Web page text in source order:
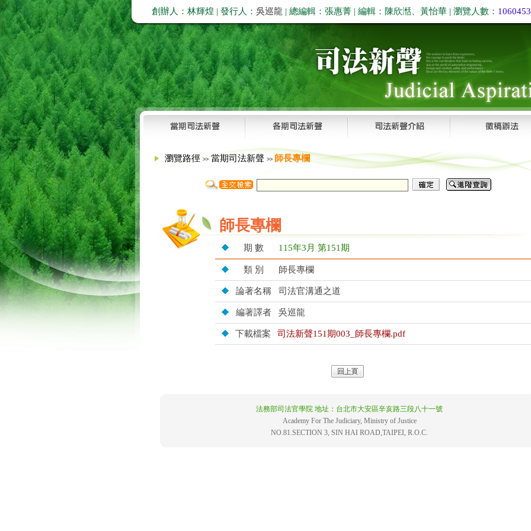
創辦人：林輝煌 | 發行人： 吳巡龍 | 總編輯：張惠菁 | 編輯：陳欣湉、黃怡華 | 瀏覽人數： 1060453
瀏覽路徑 >> 當期司法新聲 >> 師長專欄
師長專欄
期 數 115年3月 第151期
類 別 師長專欄
論著名稱 司法官溝通之道
編著譯者 吳巡龍
下載檔案 司法新聲151期003_師長專欄.pdf
法務部司法官學院 地址：台北市大安區辛亥路三段八十一號
Academy For The Judiciary, Ministry of Justice
NO.81.SECTION 3, SIN HAI ROAD,TAIPEI, R.O.C.